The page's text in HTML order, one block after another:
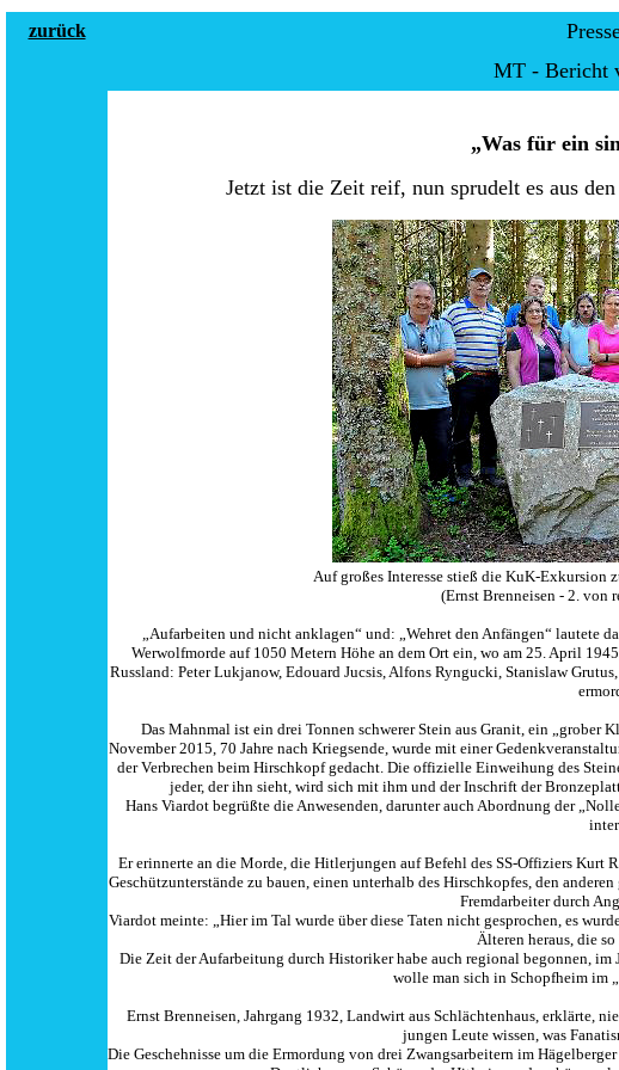
zurück
MT - Bericht
„Was für ein
Jetzt ist die Zeit reif, nun sprudelt es aus
Auf großes Interesse stieß die KuK-Exkursion
(Ernst Brenneisen - 2. von
„Aufarbeiten und nicht anklagen“ und: „Wehret den Anfängen“ lautete
Werwolfmorde auf 1050 Metern Höhe an dem Ort ein, wo am 25. April
Russland: Peter Lukjanow, Edouard Jucsis, Alfons Ryngucki, Stanislaw
Das Mahnmal ist ein drei Tonnen schwerer Stein aus Granit, ein „grober
November 2015, 70 Jahre nach Kriegsende, wurde mit einer
der Verbrechen beim Hirschkopf gedacht. Die offizielle Einweihung des
jeder, der ihn sieht, wird sich mit ihm und der Inschrift der
Hans Viardot begrüßte die Anwesenden, darunter auch Abordnung der
Er erinnerte an die Morde, die Hitlerjungen auf Befehl des SS-Offiziers Kurt
Geschützunterstände zu bauen, einen unterhalb des Hirschkopfes, den
Fremdarbeiter durch
Viardot meinte: „Hier im Tal wurde über diese Taten nicht gesprochen, es
Älteren heraus, die
Die Zeit der Aufarbeitung durch Historiker habe auch regional begonnen,
wolle man sich in Schopfheim im
Ernst Brenneisen, Jahrgang 1932, Landwirt aus Schlächtenhaus, erklärte,
jungen Leute wissen, was
Die Geschehnisse um die Ermordung von drei Zwangsarbeitern im